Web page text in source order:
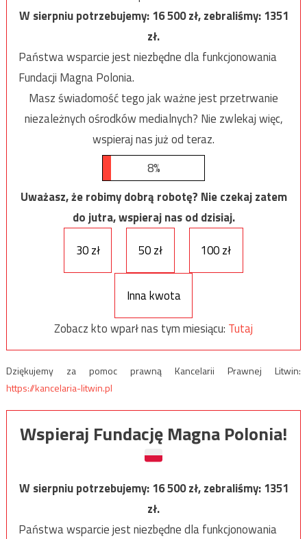
W sierpniu potrzebujemy:16 500zł, zebraliśmy:1351
zł.
Państwa wsparcie jest niezbędne dla funkcjonowania
Fundacji Magna Polonia.
Masz świadomość tego jak ważne jest przetrwanie
niezależnych ośrodków medialnych? Nie zwlekaj więc,
wspieraj nas już od teraz.
8%
Uważasz, że robimy dobrą robotę? Nie czekaj zatem
do jutra, wspieraj nas od dzisiaj.
30 zł
50 zł 100 zł
Inna kwota
Zobacz kto wparł nas tym miesiącu: Tutaj
Dziękujemy za pomoc prawną Kancelarii Prawnej Litwin:
https://kancelaria-litwin.pl
Wspieraj Fundację Magna Polonia!
W sierpniu potrzebujemy:16 500zł, zebraliśmy:1351
zł.
Państwa wsparcie jest niezbędne dla funkcjonowania